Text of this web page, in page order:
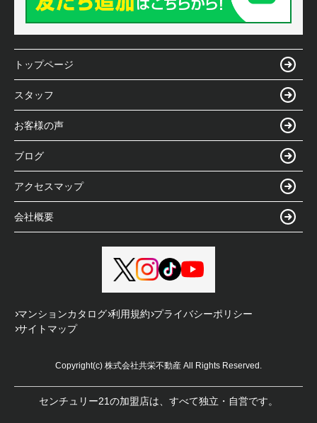
トップページ
スタッフ
お客様の声
ブログ
アクセスマップ
会社概要
マンションカタログ 利用規約 プライバシーポリシー
サイトマップ
Copyright(c) 株式会社共栄不動産 All Rights Reserved.
センチュリー21の加盟店は、すべて独立・自営です。